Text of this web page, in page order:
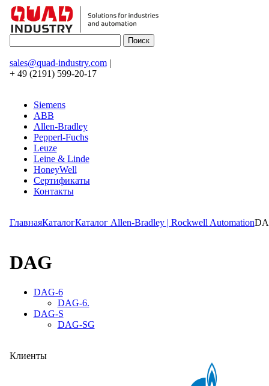
sales@quad-industry.com|
+ 49 (2191) 599-20-17
Siemens
ABB
Allen-Bradley
Pepperl-Fuchs
Leuze
Leine & Linde
HoneyWell
Сертификаты
Контакты
ГлавнаяКаталогКаталог Allen-Bradley | Rockwell Automation
DAG
DAG-6
DAG-6.
DAG-S
DAG-SG
Клиенты